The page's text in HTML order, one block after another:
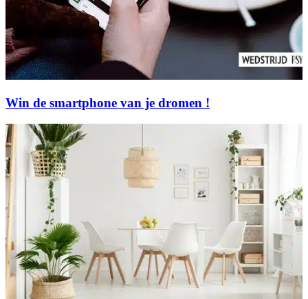
Win de smartphone van je dromen !